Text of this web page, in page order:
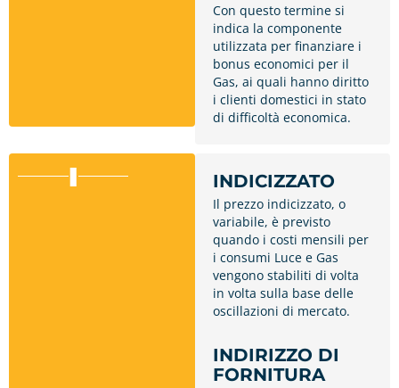
Con questo termine si
indica la componente
utilizzata per finanziare i
bonus economici per il
Gas, ai quali hanno diritto
i clienti domestici in stato
di difficoltà economica.
I INDICIZZATO
Il prezzo indicizzato, o
variabile, è previsto
quando i costi mensili per
i consumi Luce e Gas
vengono stabiliti di volta
in volta sulla base delle
oscillazioni di mercato.
INDIRIZZO DI
FORNITURA